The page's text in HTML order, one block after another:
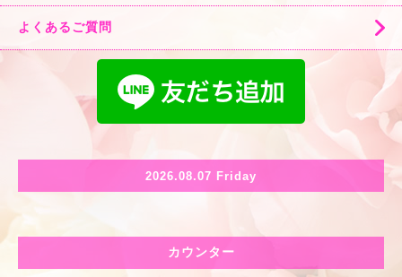
よくあるご質問
2026.08.07 Friday
カウンター